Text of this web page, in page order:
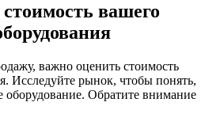
вашего
важно оценить стоимость
Исследуйте рынок, чтобы понять,
оборудование. Обратите внимание